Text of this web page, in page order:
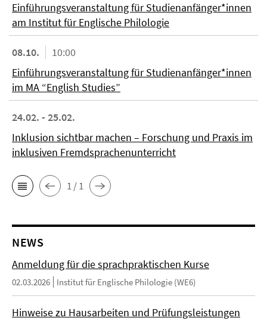
Einführungsveranstaltung für Studienanfänger*innen
am Institut für Englische Philologie
08.10.
10:00
Einführungsveranstaltung für Studienanfänger*innen
im MA “English Studies”
24.02. - 25.02.
Inklusion sichtbar machen – Forschung und Praxis im
inklusiven Fremdsprachenunterricht
1 / 1
NEWS
Anmeldung für die sprachpraktischen Kurse
02.03.2026 Institut für Englische Philologie (WE6)
Hinweise zu Hausarbeiten und Prüfungsleistungen